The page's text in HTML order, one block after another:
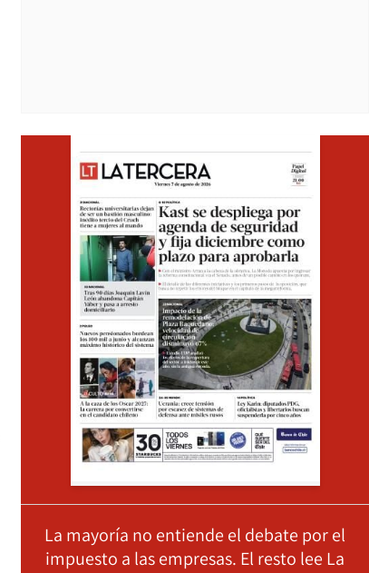
La mayoría no entiende el debate por el
impuesto a las empresas. El resto lee La